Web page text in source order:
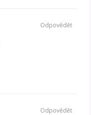
Odpovědět
Odpovědět